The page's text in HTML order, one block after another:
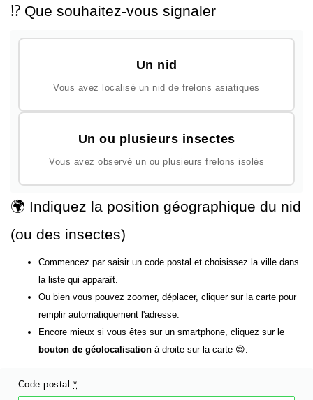
⁉️ Que souhaitez-vous signaler
Un nid
Vous avez localisé un nid de frelons asiatiques
Un ou plusieurs insectes
Vous avez observé un ou plusieurs frelons isolés
🌍 Indiquez la position géographique du nid
(ou des insectes)
Commencez par saisir un code postal et choisissez la ville dans
la liste qui apparaît.
Ou bien vous pouvez zoomer, déplacer, cliquer sur la carte pour
remplir automatiquement l'adresse.
Encore mieux si vous êtes sur un smartphone, cliquez sur le
bouton de géolocalisation à droite sur la carte 😍.
Code postal *